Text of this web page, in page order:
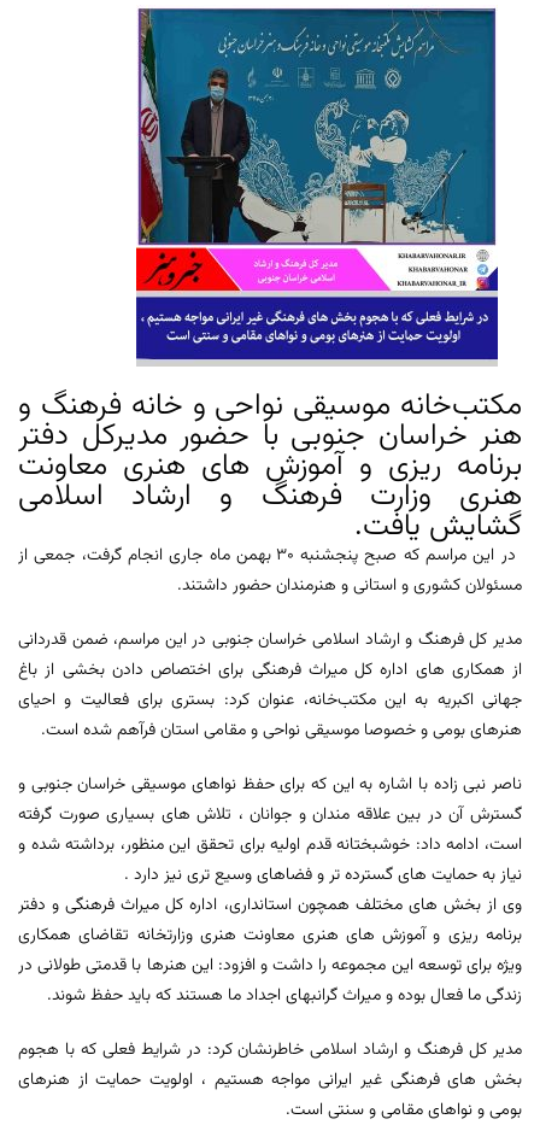
مکتب‌خانه موسیقی نواحی و خانه فرهنگ و
هنر خراسان جنوبی با حضور مدیرکل دفتر
برنامه ریزی و آموزش های هنری معاونت
هنری وزارت فرهنگ و ارشاد اسلامی
گشایش یافت.
در این مراسم که صبح پنجشنبه 30 بهمن ماه جاری انجام گرفت، جمعی از
مسئولان کشوری و استانی و هنرمندان حضور داشتند.
مدیر کل فرهنگ و ارشاد اسلامی خراسان جنوبی در این مراسم، ضمن قدردانی
از همکاری های اداره کل میراث فرهنگی برای اختصاص دادن بخشی از باغ
جهانی اکبریه به این مکتب‌خانه، عنوان کرد: بستری برای فعالیت و احیای
هنرهای بومی و خصوصا موسیقی نواحی و مقامی استان فرآهم شده است.
ناصر نبی زاده با اشاره به این که برای حفظ نواهای موسیقی خراسان جنوبی و
گسترش آن در بین علاقه مندان و جوانان ، تلاش های بسیاری صورت گرفته
است، ادامه داد: خوشبختانه قدم اولیه برای تحقق این منظور، برداشته شده و
نیاز به حمایت های گسترده تر و فضاهای وسیع تری نیز دارد .
وی از بخش های مختلف همچون استانداری، اداره کل میراث فرهنگی و دفتر
برنامه ریزی و آموزش های هنری معاونت هنری وزارتخانه تقاضای همکاری
ویژه برای توسعه این مجموعه را داشت و افزود: این هنرها با قدمتی طولانی در
زندگی ما فعال بوده و میراث گرانبهای اجداد ما هستند که باید حفظ شوند.
مدیر کل فرهنگ و ارشاد اسلامی خاطرنشان کرد: در شرایط فعلی که با هجوم
بخش های فرهنگی غیر ایرانی مواجه هستیم ، اولویت حمایت از هنرهای
بومی و نواهای مقامی و سنتی است.